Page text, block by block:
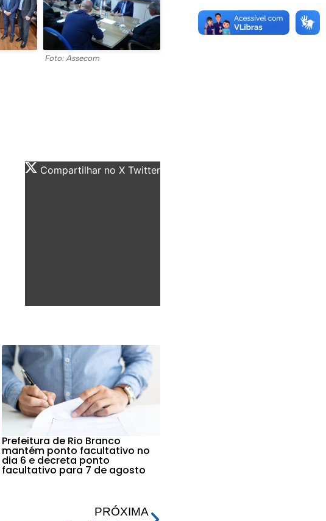
Foto: Assecom
Compartilhar no X Twitter
Prefeitura de Rio Branco
mantém ponto facultativo no
dia 6 e decreta ponto
facultativo para 7 de agosto
PRÓXIMA